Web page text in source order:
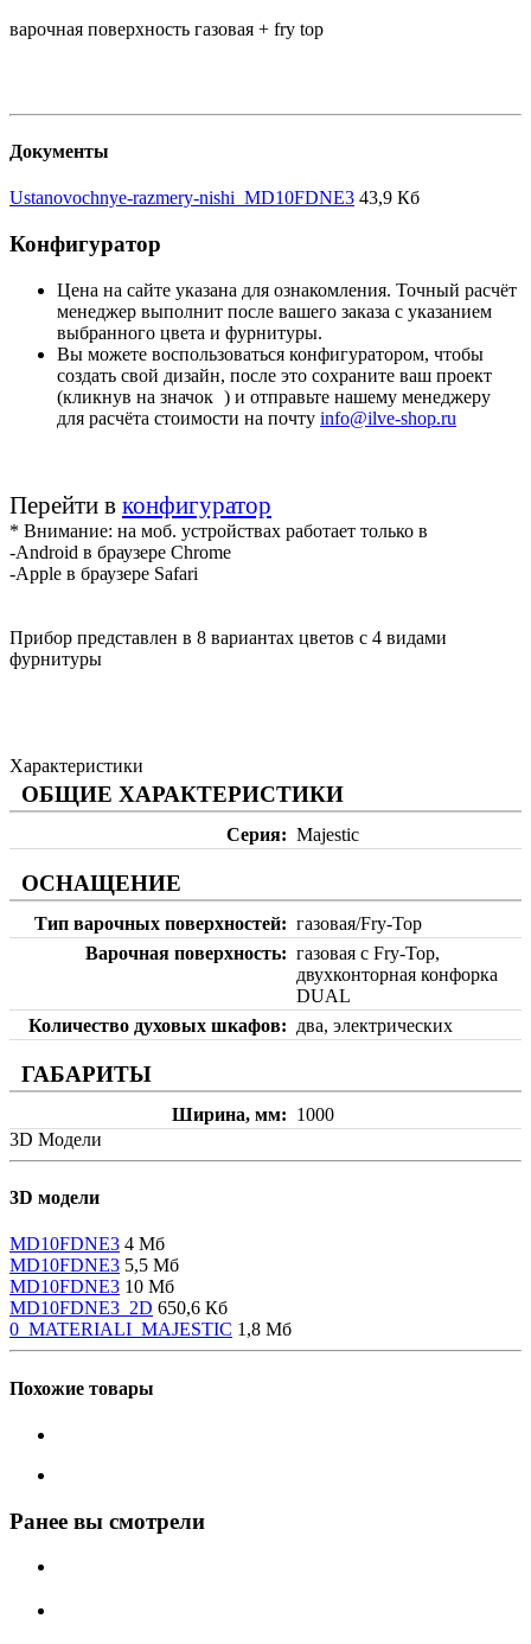
варочная поверхность газовая + fry top
Документы
Ustanovochnye-razmery-nishi_MD10FDNE3 43,9 Кб
Конфигуратор
Цена на сайте указана для ознакомления. Точный расчёт
менеджер выполнит после вашего заказа с указанием
выбранного цвета и фурнитуры.
Вы можете воспользоваться конфигуратором, чтобы
создать свой дизайн, после это сохраните ваш проект
(кликнув на значок ) и отправьте нашему менеджеру
для расчёта стоимости на почту info@ilve-shop.ru
Перейти в конфигуратор
* Внимание: на моб. устройствах работает только в
-Android в браузере Chrome
-Apple в браузере Safari
Прибор представлен в 8 вариантах цветов с 4 видами
фурнитуры
Характеристики
ОБЩИЕ ХАРАКТЕРИСТИКИ
Серия Majestic
ОСНАЩЕНИЕ
Тип варочных поверхностей
газовая/Fry-Top
Варочная поверхность
газовая с Fry-Top,
двухконторная конфорка
DUAL
Количество духовых шкафов
два, электрических
ГАБАРИТЫ
Ширина, мм
1000
3D Модели
3D модели
MD10FDNE3 4 Мб
MD10FDNE3 5,5 Мб
MD10FDNE3 10 Мб
MD10FDNE3_2D 650,6 Кб
0_MATERIALI_MAJESTIC 1,8 Мб
Похожие товары
Ранее вы смотрели